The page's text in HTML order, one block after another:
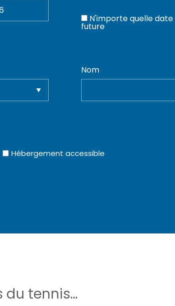
N'importe quelle date
future
Nom
Hébergement accessible
tennis...